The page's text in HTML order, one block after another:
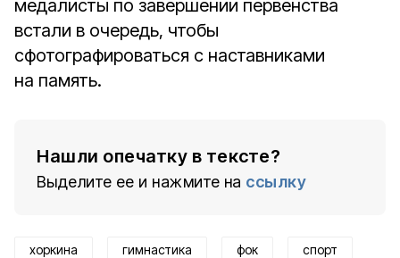
медалисты по завершении первенства
встали в очередь, чтобы
сфотографироваться с наставниками
на память.
Нашли опечатку в тексте?
Выделите ее и нажмите на ссылку
хоркина гимнастика фок спорт